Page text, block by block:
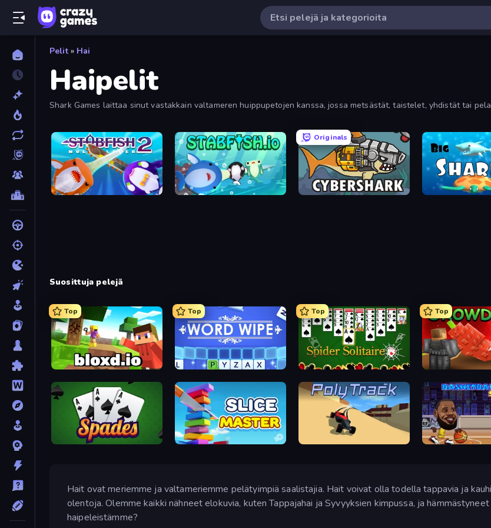
Pelit » Hai
Haipelit
Shark Games laittaa sinut vastakkain valtameren huippupetojen kanssa, jossa metsästät, taistelet, yhdistät tai
Stabfish 2 Stabfish.io
Originals
CyberShark Big Shark
Suosittuja pelejä
Top
Bloxd.io
Top
Word Wipe
Top
Spider Solitaire
Top
Grow A Garden |
Spades Slice Master Basketball Stars
Hait ovat meriemme ja valtameriemme pelätyimpiä saalistajia. Hait voivat olla todella tappavia ja
olentoja. Olemme kaikki nähneet elokuvia, kuten Tappajahai ja Syvyyksien kimpussa, ja
haipeleistämme?